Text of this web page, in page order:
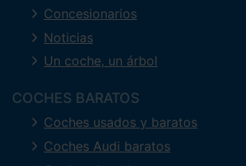
Concesionarios
Noticias
Un coche, un árbol
COCHES BARATOS
Coches usados y baratos
Coches Audi baratos